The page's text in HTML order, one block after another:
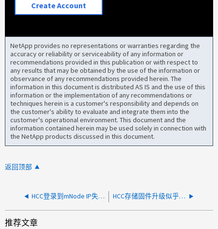
Create Account
NetApp provides no representations or warranties regarding the
accuracy or reliability or serviceability of any information or
recommendations provided in this publication or with respect to
any results that may be obtained by the use of the information or
observance of any recommendations provided herein. The
information in this document is distributed AS IS and the use of this
information or the implementation of any recommendations or
techniques herein is a customer's responsibility and depends on
the customer's ability to evaluate and integrate them into the
customer's operational environment. This document and the
information contained herein may be used solely in connection with
the NetApp products discussed in this document.
返回顶部
HCC登录到mNode IP失败、并显示"s东西 在登录过程中出错"错误 HCC存储固件升级似乎失败并暂停升级
推荐文章